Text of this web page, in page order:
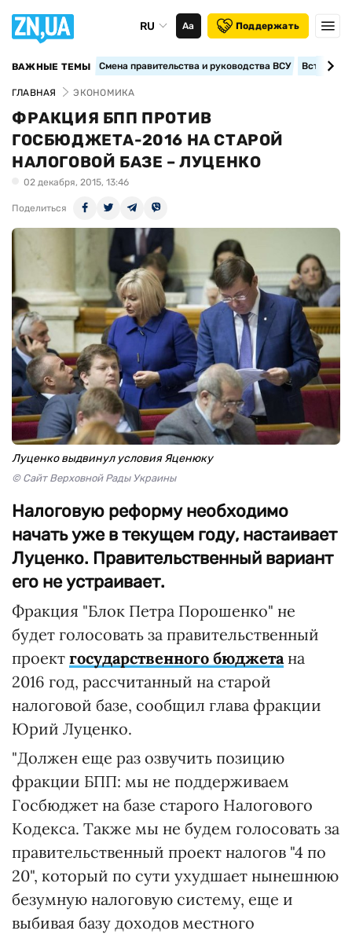
RU Аа Поддержать
ВАЖНЫЕ ТЕМЫ Смена правительства и руководства ВСУ
ГЛАВНАЯ ЭКОНОМИКА
ФРАКЦИЯ БПП ПРОТИВ
ГОСБЮДЖЕТА-2016 НА СТАРОЙ
НАЛОГОВОЙ БАЗЕ – ЛУЦЕНКО
02 декабря, 2015, 13:46
Поделиться
Луценко выдвинул условия Яценюку
© Сайт Верховной Рады Украины
Налоговую реформу необходимо
начать уже в текущем году, настаивает
Луценко. Правительственный вариант
его не устраивает.
Фракция "Блок Петра Порошенко" не
будет голосовать за правительственный
проект государственного бюджетана
2016 год, рассчитанный на старой
налоговой базе, сообщил глава фракции
Юрий Луценко.
"Должен еще раз озвучить позицию
фракции БПП: мы не поддерживаем
Госбюджет на базе старого Налогового
Кодекса. Также мы не будем голосовать за
правительственный проект налогов "4 по
20", который по сути ухудшает нынешнюю
безумную налоговую систему, еще и
выбивая базу доходов местного